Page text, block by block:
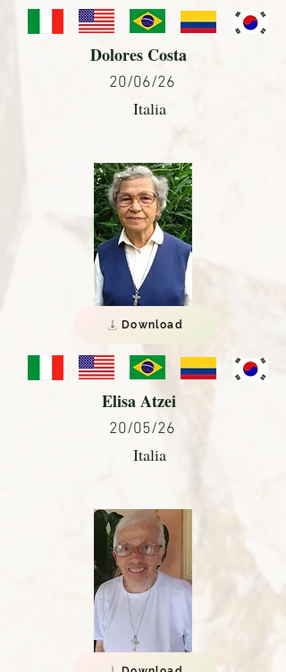
Dolores Costa
20/06/26
Italia
Download
Elisa Atzei
20/05/26
Italia